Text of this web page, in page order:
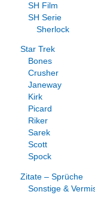
SH Film
SH Serie
Sherlock
Star Trek
Bones
Crusher
Janeway
Kirk
Picard
Riker
Sarek
Scott
Spock
Zitate – Sprüche
Sonstige &